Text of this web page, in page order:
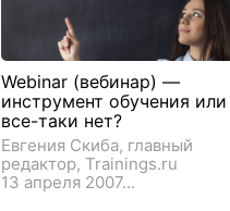
Webinar (вебинар) —
инструмент обучения или
все-таки нет?
Евгения Скиба, главный
редактор, Trainings.ru
13 апреля 2007...